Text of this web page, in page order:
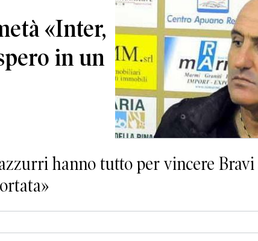
«Inter,
in un
hanno tutto per vincere Bravi